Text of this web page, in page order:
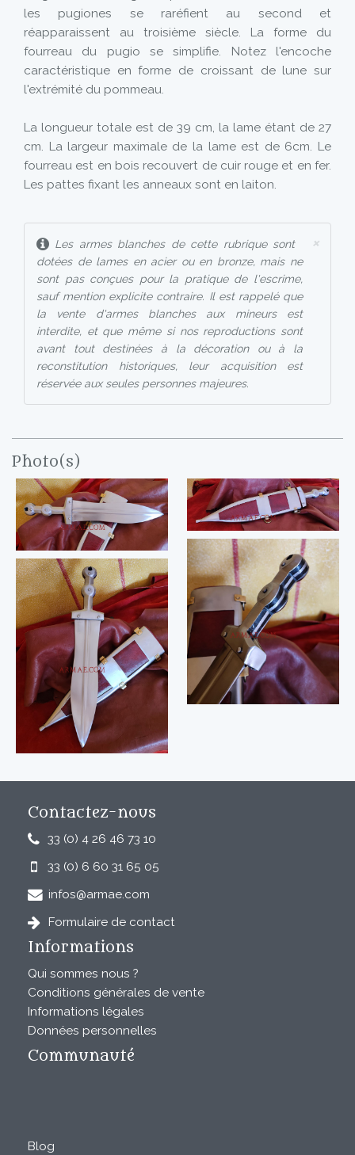
les pugiones se raréfient au second et
réapparaissent au troisième siècle. La forme du
fourreau du pugio se simplifie. Notez l'encoche
caractéristique en forme de croissant de lune sur
l'extrémité du pommeau.
La longueur totale est de 39 cm, la lame étant de 27
cm. La largeur maximale de la lame est de 6cm. Le
fourreau est en bois recouvert de cuir rouge et en fer.
Les pattes fixant les anneaux sont en laiton.
×
Les armes blanches de cette rubrique sont
dotées de lames en acier ou en bronze, mais ne
sont pas conçues pour la pratique de l'escrime,
sauf mention explicite contraire. Il est rappelé que
la vente d'armes blanches aux mineurs est
interdite, et que même si nos reproductions sont
avant tout destinées à la décoration ou à la
reconstitution historiques, leur acquisition est
réservée aux seules personnes majeures.
Photo(s)
Contactez-nous
33 (0) 4 26 46 73 10
33 (0) 6 60 31 65 05
infos@armae.com
Formulaire de contact
Informations
Qui sommes nous ?
Conditions générales de vente
Informations légales
Données personnelles
Communauté
Blog